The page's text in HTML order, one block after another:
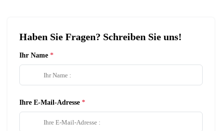
Haben Sie Fragen? Schreiben Sie uns!
Ihr Name
Ihre E-Mail-Adresse